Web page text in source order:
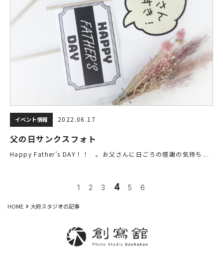
イベント情報 2022.06.17
父の日サンクスフォト
Happy Father’s DAY！！ 。お父さんに日ごろの感謝の気持ち...
1 2 3 4 5 6
HOME 大府スタジオの記事